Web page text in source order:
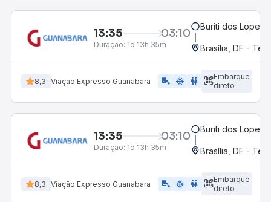
13:35 03:10
Duração: 1d 13h 35m
Buriti dos Lopes,
Brasília, DF -
8,3 Viação Expresso Guanabara airline_seat_legroom_extra ac_unit WC
Embarque
direto
13:35 03:10
Duração: 1d 13h 35m
Buriti dos Lopes,
Brasília, DF -
8,3 Viação Expresso Guanabara airline_seat_legroom_extra ac_unit WC
Embarque
direto